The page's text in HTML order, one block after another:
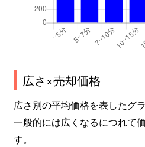
広さ×売却価格
広さ別の平均価格を表したグラ
一般的には広くなるにつれて
す。